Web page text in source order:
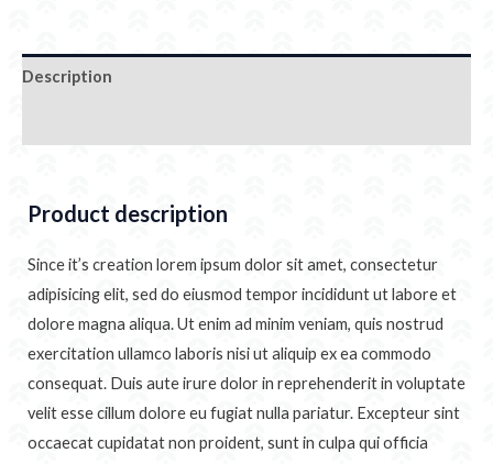
Description
Product description
Since it’s creation lorem ipsum dolor sit amet, consectetur
adipisicing elit, sed do eiusmod tempor incididunt ut labore et
dolore magna aliqua. Ut enim ad minim veniam, quis nostrud
exercitation ullamco laboris nisi ut aliquip ex ea commodo
consequat. Duis aute irure dolor in reprehenderit in voluptate
velit esse cillum dolore eu fugiat nulla pariatur. Excepteur sint
occaecat cupidatat non proident, sunt in culpa qui officia